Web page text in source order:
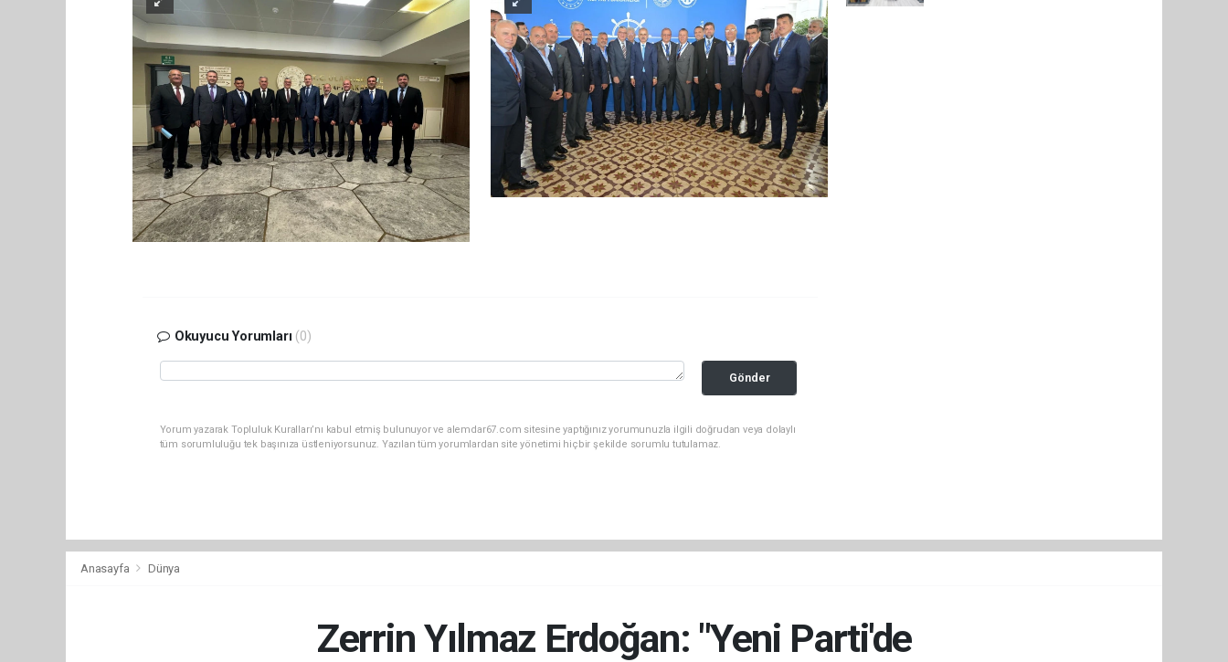
Okuyucu Yorumları (0)
Gönder
Yorum yazarak Topluluk Kuralları’nı kabul etmiş bulunuyor ve alemdar67.com sitesine yaptığınız yorumunuzla ilgili doğrudan veya dolaylı
tüm sorumluluğu tek başınıza üstleniyorsunuz. Yazılan tüm yorumlardan site yönetimi hiçbir şekilde sorumlu tutulamaz.
Anasayfa Dünya
Zerrin Yılmaz Erdoğan: "Yeni Parti'de